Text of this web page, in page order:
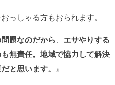
っしゃる方もおられます。
題なのだから、エサやりする
無責任。地域で協力して解決
と思います。
』